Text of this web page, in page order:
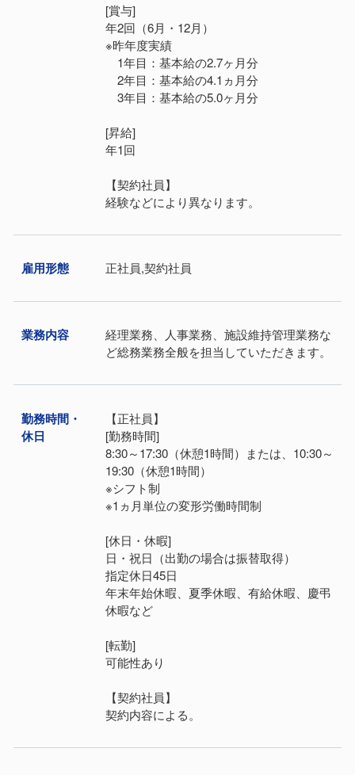
[賞与]
年2回（6月・12月）
※昨年度実績
1年目：基本給の2.7ヶ月分
2年目：基本給の4.1ヵ月分
3年目：基本給の5.0ヶ月分
[昇給]
年1回
【契約社員】
経験などにより異なります。
雇⽤形態 正社員,契約社員
業務内容
経理業務、人事業務、施設維持管理業務な
ど総務業務全般を担当していただきます。
勤務時間・
休日
【正社員】
[勤務時間]
8:30～17:30（休憩1時間）または、10:30～
19:30（休憩1時間）
※シフト制
※1ヵ月単位の変形労働時間制
[休日・休暇]
日・祝日（出勤の場合は振替取得）
指定休日45日
年末年始休暇、夏季休暇、有給休暇、慶弔
休暇など
[転勤]
可能性あり
【契約社員】
契約内容による。